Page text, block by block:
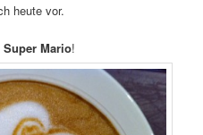
heute vor.
Super Mario!